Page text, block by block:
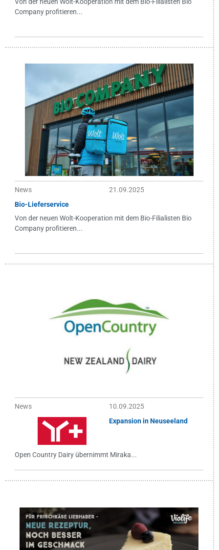
Von der neuen Wolt-Kooperation mit dem Bio-Filialisten Bio
Company profitieren...
News
21.09.2025
Bio-Lieferservice
Von der neuen Wolt-Kooperation mit dem Bio-Filialisten Bio
Company profitieren...
News
10.09.2025
Expansion in Neuseeland
Open Country Dairy übernimmt Miraka...